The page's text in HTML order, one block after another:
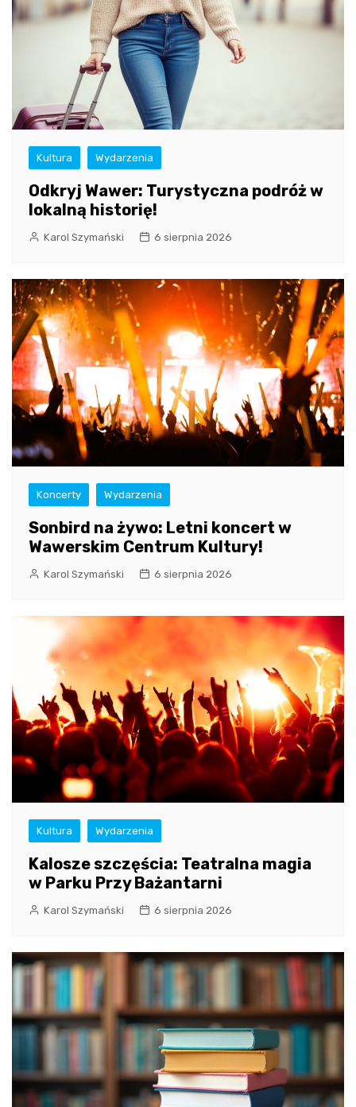
Kultura Wydarzenia
Odkryj Wawer: Turystyczna podróż w
lokalną historię!
Karol Szymański 6 sierpnia 2026
Koncerty Wydarzenia
Sonbird na żywo: Letni koncert w
Wawerskim Centrum Kultury!
Karol Szymański 6 sierpnia 2026
Kultura Wydarzenia
Kalosze szczęścia: Teatralna magia
w Parku Przy Bażantarni
Karol Szymański 6 sierpnia 2026